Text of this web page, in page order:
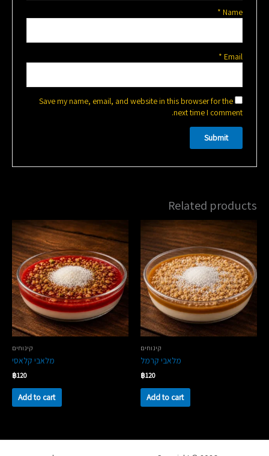
Name
*
Email
*
Save my name, email, and website in this browser for the
next time I comment.
Related products
קינוחים
מלאבי קרמל
฿120
Add to cart
קינוחים
מלאבי קלאסי
฿120
Add to cart